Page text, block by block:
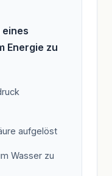
eines
Energie zu
aufgelöst
Wasser zu